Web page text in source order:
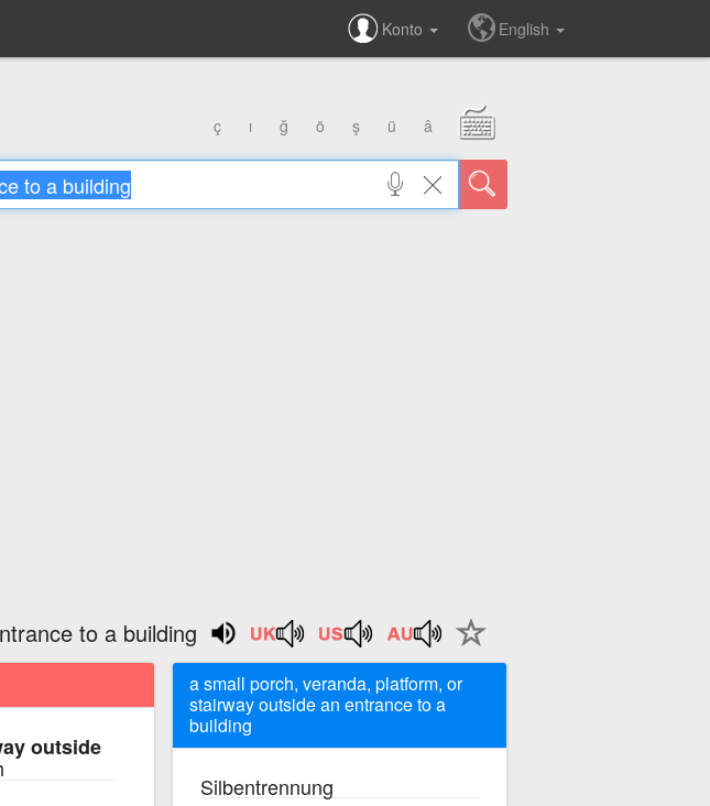
Konto English
ç ı ğ ö ş ü â
to a building
outside
a small porch, veranda, platform, or
stairway outside an entrance to a
building
Silbentrennung